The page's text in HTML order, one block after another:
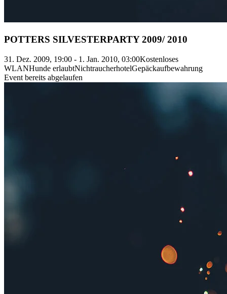
POTTERS SILVESTERPARTY 2009/ 2010
31. Dez. 2009, 19:00 - 1. Jan. 2010, 03:00Kostenloses
WLANHunde erlaubtNichtraucherhotelGepäckaufbewahrung
Event bereits abgelaufen